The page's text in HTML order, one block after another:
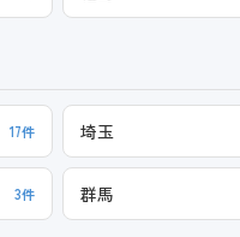
17件 埼玉
3件 群馬